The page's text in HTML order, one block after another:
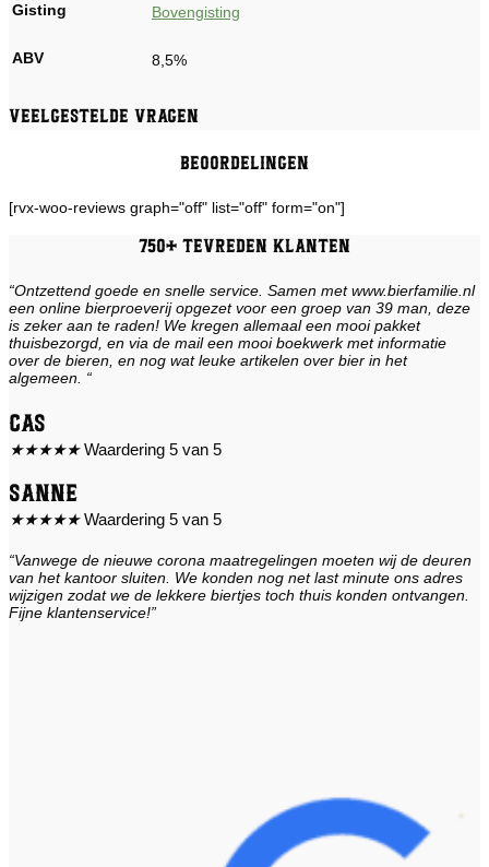
Gisting Bovengisting
ABV 8,5%
Veelgestelde vragen
Beoordelingen
[rvx-woo-reviews graph="off" list="off" form="on"]
750+ tevreden klanten
“Ontzettend goede en snelle service. Samen met www.bierfamilie.nl
een online bierproeverij opgezet voor een groep van 39 man, deze
is zeker aan te raden! We kregen allemaal een mooi pakket
thuisbezorgd, en via de mail een mooi boekwerk met informatie
over de bieren, en nog wat leuke artikelen over bier in het
algemeen. “
Cas
★★★★★ Waardering 5 van 5
Sanne
★★★★★ Waardering 5 van 5
“Vanwege de nieuwe corona maatregelingen moeten wij de deuren
van het kantoor sluiten. We konden nog net last minute ons adres
wijzigen zodat we de lekkere biertjes toch thuis konden ontvangen.
Fijne klantenservice!”